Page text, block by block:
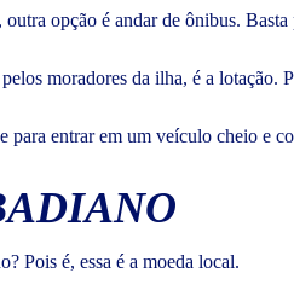
opção é andar de ônibus.
moradores da ilha, é a lotação.
para entrar em um veículo cheio e
Pois é, essa é a moeda local.